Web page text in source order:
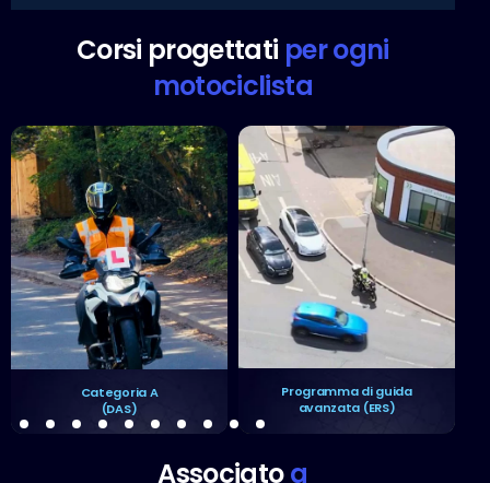
Corsi progettati per ogni
motociclista
Categoria A
(DAS)
Programma di guida
avanzata (ERS)
Associatoa